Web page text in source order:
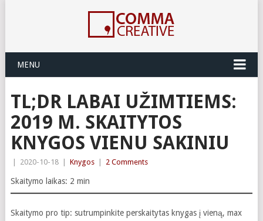
MENU
TL;DR LABAI UŽIMTIEMS:
2019 M. SKAITYTOS
KNYGOS VIENU SAKINIU
2020-10-18 Knygos 2 Comments
Skaitymo laikas: 2 min
Skaitymo pro tip: sutrumpinkite perskaitytas knygas į vieną, max